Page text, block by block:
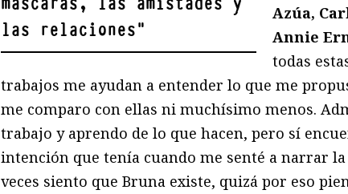
las relaciones"
Azúa,
Annie
todas
trabajos me ayudan a entender lo que me
me comparo con ellas ni muchísimo menos.
trabajo y aprendo de lo que hacen, pero sí
intención que tenía cuando me senté a narrar
veces siento que Bruna existe, quizá por eso